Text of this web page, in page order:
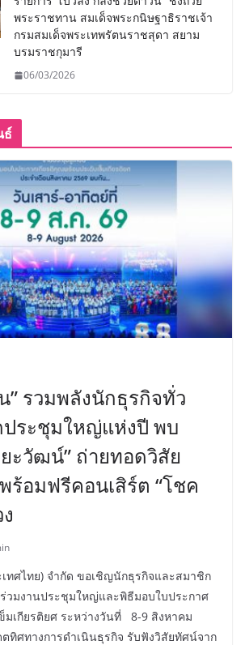
พระราชทาน สมเด็จพระกนิษฐาธิราชเจ้า
กรมสมเด็จพระเทพรัตนราชสุดา สยาม
บรมราชกุมารี
06/03/2026
ธ์
” รวมพลังนักธุรกิจทั่ว
ประชุมใหญ่แห่งปี พบ
ยะวัฒน์” ถ่ายทอดวิสัย
ร้อมฟรีคอนเสิร์ต “โชค
ทศไทย) จำกัด ขอเชิญนักธุรกิจและสมาชิก
วมงานประชุมใหญ่และพิธีมอบใบประกาศ
มเกียรติยศ ระหว่างวันที่ 8-9 สิงหาคม
ตทิศทางการดำเนินธุรกิจ รับฟังวิสัยทัศน์จาก